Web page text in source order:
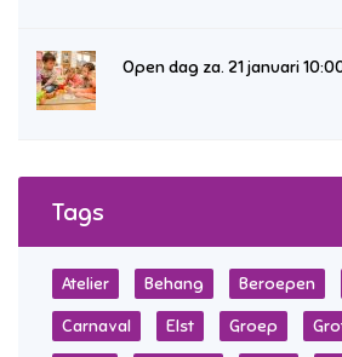
Open dag za. 21 januari
Tags
Atelier Behang Beroepen
Carnaval Elst Groep